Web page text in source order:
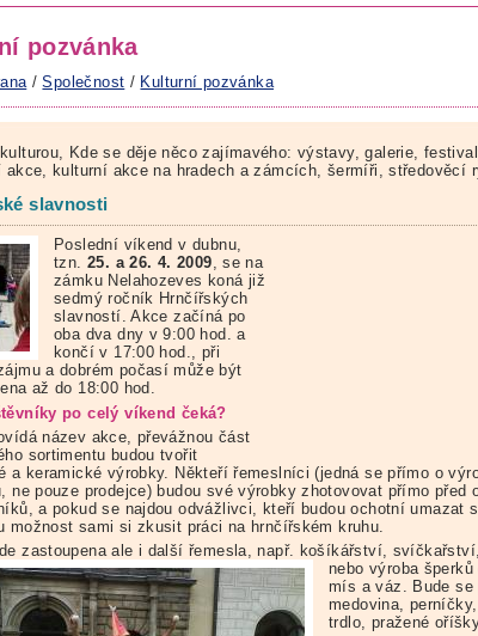
pozvánka
/Společnost / Kulturní pozvánka
Kde se děje něco zajímavého: výstavy, galerie,
akce, kulturní akce na hradech a zámcích, šermíři, středověcí
slavnosti
Poslední víkend v dubnu,
tzn.25. a 26. 4. 2009 , se na
zámku Nelahozeves koná již
sedmý ročník Hrnčířských
slavností. Akce začíná po
oba dva dny v 9:00 hod. a
končí v 17:00 hod., při
a dobrém počasí může být
až do 18:00 hod.
po celý víkend čeká?
název akce, převážnou část
sortimentu budou tvořit
a keramické výrobky. Někteří řemeslníci (jedná se přímo o
ne pouze prodejce) budou své výrobky zhotovovat přímo před
a pokud se najdou odvážlivci, kteří budou ochotní umazat
možnost sami si zkusit práci na hrnčířském kruhu.
zastoupena ale i další řemesla, např. košíkářství,
nebo výroba šperků
mís a váz. Bude se
medovina,
trdlo, pražené